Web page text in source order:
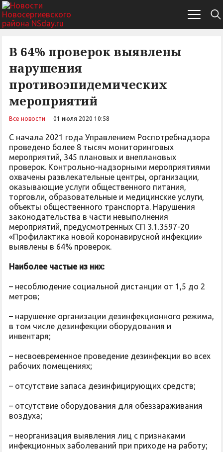
В 64% проверок выявлены
нарушения
противоэпидемических
мероприятий
Все новости 01 июля 2020 10:58
С начала 2021 года Управлением Роспотребнадзора
проведено более 8 тысяч мониторинговых
мероприятий, 345 плановых и внеплановых
проверок. Контрольно-надзорными мероприятиями
охвачены развлекательные центры, организации,
оказывающие услуги общественного питания,
торговли, образовательные и медицинские услуги,
объекты общественного транспорта. Нарушения
законодательства в части невыполнения
мероприятий, предусмотренных СП 3.1.3597-20
«Профилактика новой коронавирусной инфекции»
выявлены в 64% проверок.
Наиболее частые из них:
– несоблюдение социальной дистанции от 1,5 до 2
метров;
– нарушение организации дезинфекционного режима,
в том числе дезинфекции оборудования и
инвентаря;
– несвоевременное проведение дезинфекции во всех
рабочих помещениях;
– отсутствие запаса дезинфицирующих средств;
– отсутствие оборудования для обеззараживания
воздуха;
– неорганизация выявления лиц с признаками
инфекционных заболеваний при приходе на работу;